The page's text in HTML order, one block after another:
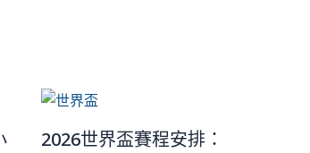
2026世界盃賽程安排：